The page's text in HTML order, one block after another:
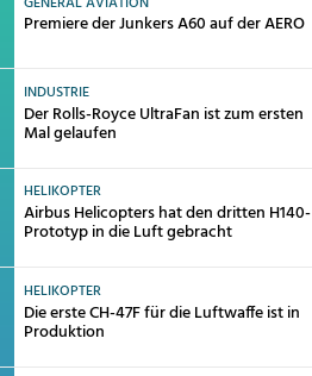
Premiere der Junkers A60 auf der AERO
INDUSTRIE
Der Rolls-Royce UltraFan ist zum ersten
Mal gelaufen
HELIKOPTER
Airbus Helicopters hat den dritten H140-
Prototyp in die Luft gebracht
HELIKOPTER
Die erste CH-47F für die Luftwaffe ist in
Produktion